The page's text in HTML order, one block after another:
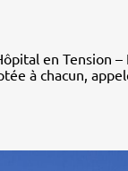
en Tension –
à chacun,